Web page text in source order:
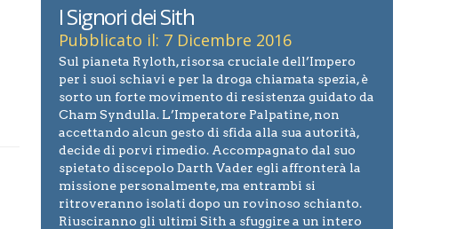
I Signori dei Sith
Pubblicato il: 7 Dicembre 2016
Sul pianeta Ryloth, risorsa cruciale dell’Impero
per i suoi schiavi e per la droga chiamata spezia, è
sorto un forte movimento di resistenza guidato da
Cham Syndulla. L’Imperatore Palpatine, non
accettando alcun gesto di sfida alla sua autorità,
decide di porvi rimedio. Accompagnato dal suo
spietato discepolo Darth Vader egli affronterà la
missione personalmente, ma entrambi si
ritroveranno isolati dopo un rovinoso schianto.
Riusciranno gli ultimi Sith a sfuggire a un intero